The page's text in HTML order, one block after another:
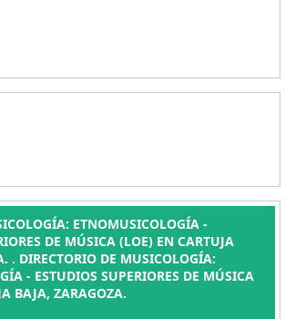
ETNOMUSICOLOGÍA -
DE MÚSICA (LOE) EN CARTUJA
. DIRECTORIO DE MUSICOLOGÍA:
- ESTUDIOS SUPERIORES DE MÚSICA
BAJA, ZARAGOZA.